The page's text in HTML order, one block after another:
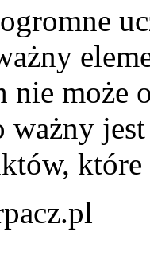
nie może
ważny
które